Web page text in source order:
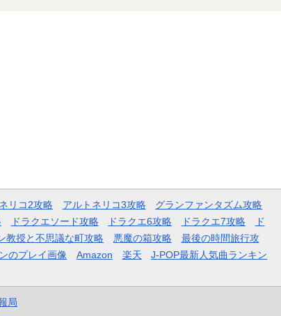
リコ2攻略 アルトネリコ3攻略
グランファンタズム攻略
ドラクエソード攻略 ドラクエ6攻略 ドラクエ7攻略
ド
教授と不思議な町攻略 悪魔の箱攻略
最後の時間旅行攻
のプレイ画像 Amazon 楽天
J-POP最新人気曲ランキン
局